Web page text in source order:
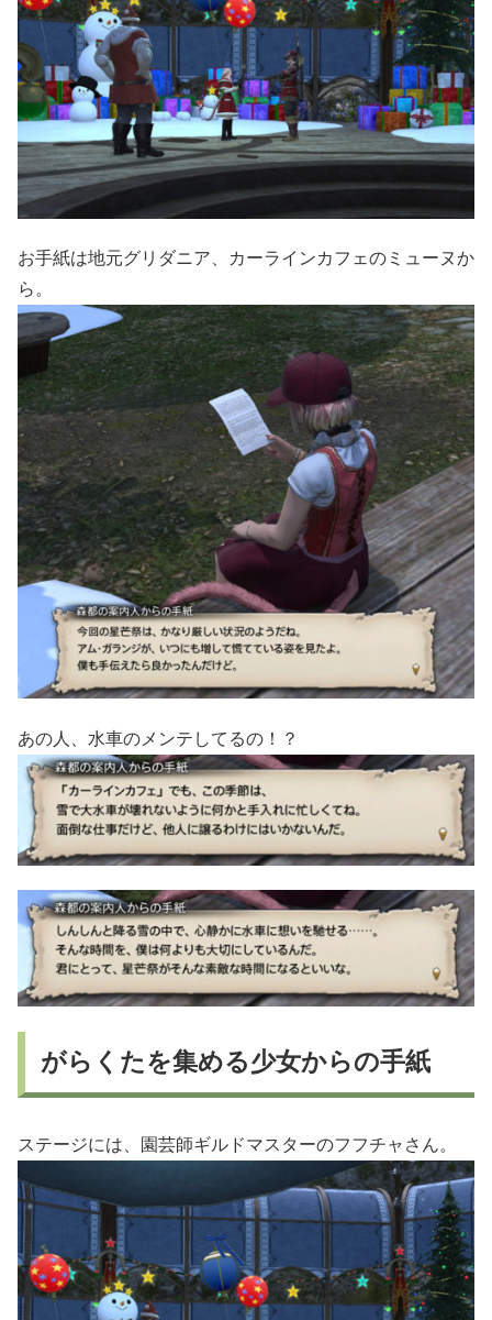
お手紙は地元グリダニア、カーラインカフェのミューヌか
ら。
あの人、水車のメンテしてるの！？
がらくたを集める少女からの手紙
ステージには、園芸師ギルドマスターのフフチャさん。